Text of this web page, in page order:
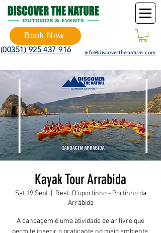
Book Now
(00351) 925 437 916 info@discoverthenature.com
Kayak Tour Arrabida
Sat 19 Sept
  |
Rest. D'uportinho - Portinho da
Arrábida
A canoagem é uma atividade de ar livre que